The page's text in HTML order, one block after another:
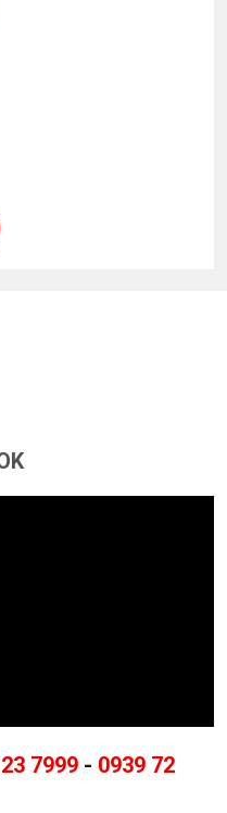
7999 - 0939 72